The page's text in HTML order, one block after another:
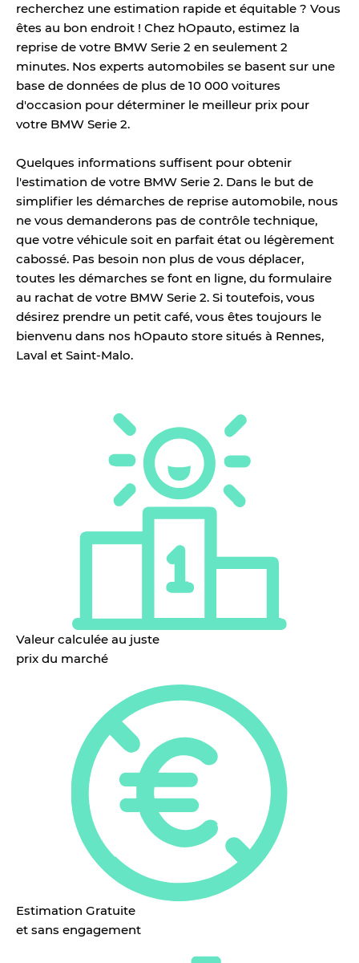
recherchez une estimation rapide et équitable ? Vous
êtes au bon endroit ! Chez hOpauto, estimez la
reprise de votre BMW Serie 2 en seulement 2
minutes. Nos experts automobiles se basent sur une
base de données de plus de 10 000 voitures
d'occasion pour déterminer le meilleur prix pour
votre BMW Serie 2.
Quelques informations suffisent pour obtenir
l'estimation de votre BMW Serie 2. Dans le but de
simplifier les démarches de reprise automobile, nous
ne vous demanderons pas de contrôle technique,
que votre véhicule soit en parfait état ou légèrement
cabossé. Pas besoin non plus de vous déplacer,
toutes les démarches se font en ligne, du formulaire
au rachat de votre BMW Serie 2. Si toutefois, vous
désirez prendre un petit café, vous êtes toujours le
bienvenu dans nos hOpauto store situés à Rennes,
Laval et Saint-Malo.
Valeur calculée au juste
prix du marché
Estimation Gratuite
et sans engagement